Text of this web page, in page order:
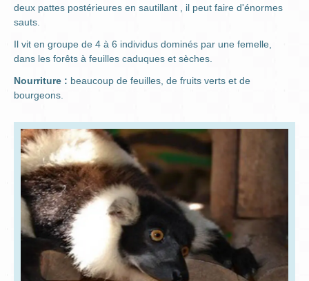
deux pattes postérieures en sautillant , il peut faire d'énormes
sauts.
Il vit en groupe de 4 à 6 individus dominés par une femelle,
dans les forêts à feuilles caduques et sèches.
Nourriture : beaucoup de feuilles, de fruits verts et de
bourgeons.